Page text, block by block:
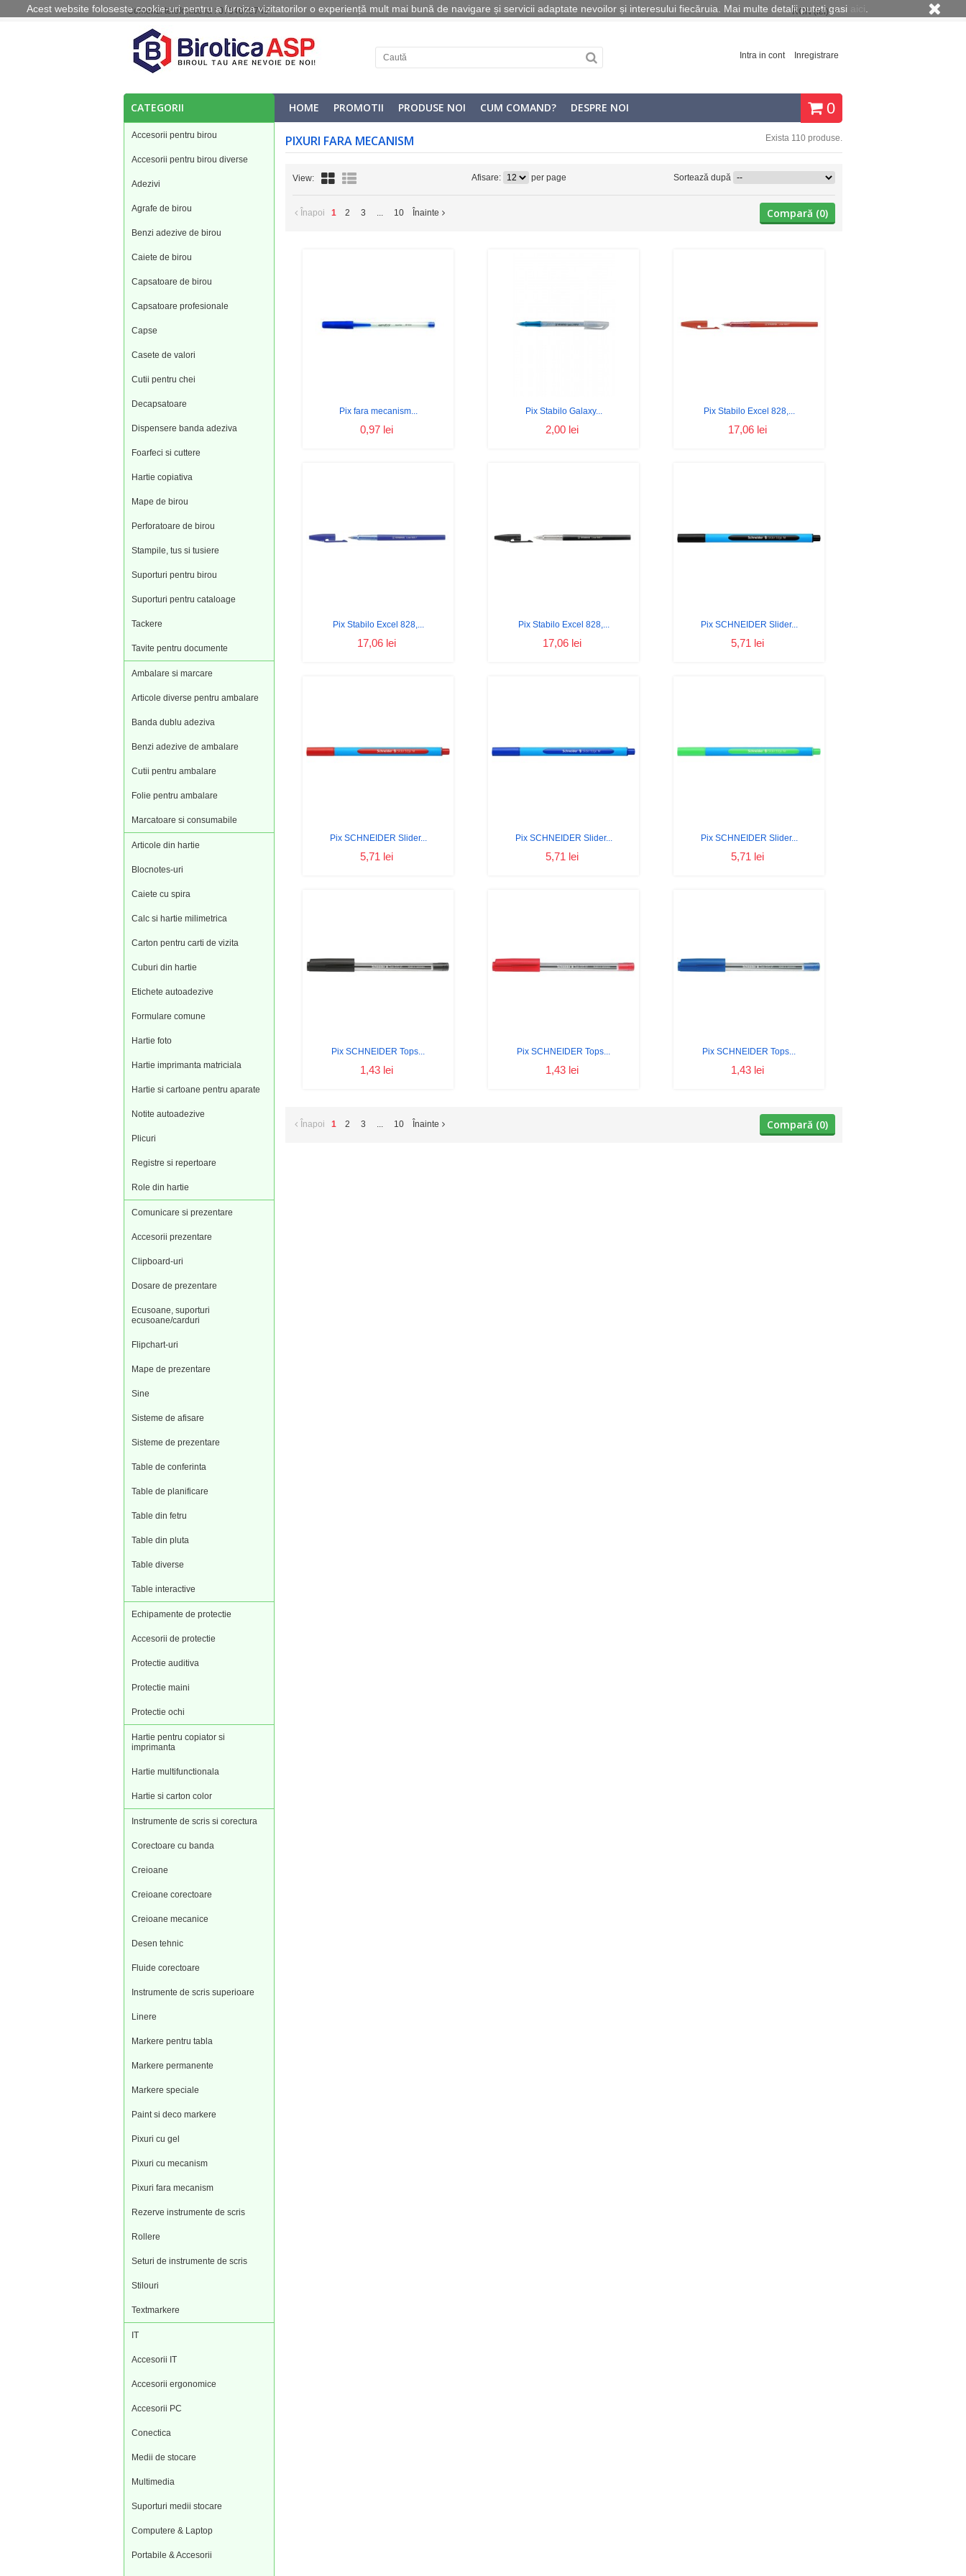
Comenzi telefonice la : 0734649749 RON (lei)
0
Intra in cont Inregistrare
CATEGORII HOME PROMOTII PRODUSE NOI CUM COMAND? DESPRE NOI
Accesorii pentru birou
Accesorii pentru birou diverse
Adezivi
Agrafe de birou
Benzi adezive de birou
Caiete de birou
Capsatoare de birou
Capsatoare profesionale
Capse
Casete de valori
Cutii pentru chei
Decapsatoare
Dispensere banda adeziva
Foarfeci si cuttere
Hartie copiativa
Mape de birou
Perforatoare de birou
Stampile, tus si tusiere
Suporturi pentru birou
Suporturi pentru cataloage
Tackere
Tavite pentru documente
Ambalare si marcare
Articole diverse pentru ambalare
Banda dublu adeziva
Benzi adezive de ambalare
Cutii pentru ambalare
Folie pentru ambalare
Marcatoare si consumabile
Articole din hartie
Blocnotes-uri
Caiete cu spira
Calc si hartie milimetrica
Carton pentru carti de vizita
Cuburi din hartie
Etichete autoadezive
Formulare comune
Hartie foto
Hartie imprimanta matriciala
Hartie si cartoane pentru aparate
Notite autoadezive
Plicuri
Registre si repertoare
Role din hartie
Comunicare si prezentare
Accesorii prezentare
Clipboard-uri
Dosare de prezentare
Ecusoane, suporturi
ecusoane/carduri
Flipchart-uri
Mape de prezentare
Sine
Sisteme de afisare
Sisteme de prezentare
Table de conferinta
Table de planificare
Table din fetru
Table din pluta
Table diverse
Table interactive
Echipamente de protectie
Accesorii de protectie
Protectie auditiva
Protectie maini
Protectie ochi
Hartie pentru copiator si
imprimanta
Hartie multifunctionala
Hartie si carton color
Instrumente de scris si corectura
Corectoare cu banda
Creioane
Creioane corectoare
Creioane mecanice
Desen tehnic
Fluide corectoare
Instrumente de scris superioare
Linere
Markere pentru tabla
Markere permanente
Markere speciale
Paint si deco markere
Pixuri cu gel
Pixuri cu mecanism
Pixuri fara mecanism
Rezerve instrumente de scris
Rollere
Seturi de instrumente de scris
Stilouri
Textmarkere
IT
Accesorii IT
Accesorii ergonomice
Accesorii PC
Conectica
Medii de stocare
Multimedia
Suporturi medii stocare
Computere & Laptop
Portabile & Accesorii
PIXURI FARA MECANISM Exista 110 produse.
View: Sortează după
Afisare: per page
Compară (0)
Înapoi 1 2 3 ... 10 Înainte
Pix fara mecanism...
0,97 lei
Pix Stabilo Galaxy...
2,00 lei
Pix Stabilo Excel 828,...
17,06 lei
Pix Stabilo Excel 828,...
17,06 lei
Pix Stabilo Excel 828,...
17,06 lei
Pix SCHNEIDER Slider...
5,71 lei
Pix SCHNEIDER Slider...
5,71 lei
Pix SCHNEIDER Slider...
5,71 lei
Pix SCHNEIDER Slider...
5,71 lei
Pix SCHNEIDER Tops...
1,43 lei
Pix SCHNEIDER Tops...
1,43 lei
Pix SCHNEIDER Tops...
1,43 lei
Compară (0)
Înapoi 1 2 3 ... 10 Înainte
Acest website foloseste cookie-uri pentru a furniza vizitatorilor o experiență mult mai bună de navigare și servicii adaptate nevoilor și interesului fiecăruia. Mai multe detalii puteti gasi aici